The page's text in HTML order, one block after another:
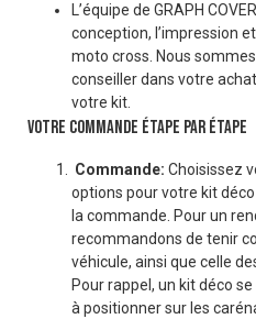
L’équipe de GRAPH
conception, l’impression
moto cross. Nous
conseiller dans votre
votre kit.
VOTRE COMMANDE ÉTAPE PAR ÉTAPE
Commande: Choisissez
options pour votre kit
la commande. Pour un
recommandons de tenir
véhicule, ainsi que celle
Pour rappel, un kit déco
à positionner sur les